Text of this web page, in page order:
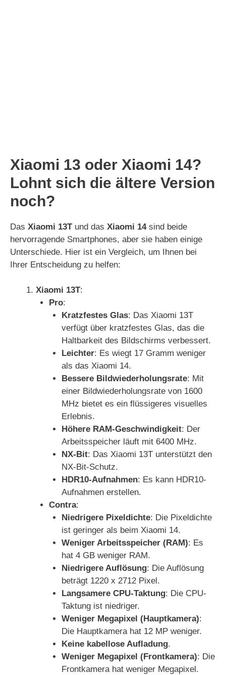
Xiaomi 13 oder Xiaomi 14?
Lohnt sich die ältere Version
noch?
Das Xiaomi 13Tund das Xiaomi 14sind beide
hervorragende Smartphones, aber sie haben einige
Unterschiede. Hier ist ein Vergleich, um Ihnen bei
Ihrer Entscheidung zu helfen:
Xiaomi 13T:
Pro:
Kratzfestes Glas: Das Xiaomi 13T
verfügt über kratzfestes Glas, das die
Haltbarkeit des Bildschirms verbessert.
Leichter: Es wiegt 17 Gramm weniger
als das Xiaomi 14.
Bessere Bildwiederholungsrate: Mit
einer Bildwiederholungsrate von 1600
MHz bietet es ein flüssigeres visuelles
Erlebnis.
Höhere RAM-Geschwindigkeit: Der
Arbeitsspeicher läuft mit 6400 MHz.
NX-Bit: Das Xiaomi 13T unterstützt den
NX-Bit-Schutz.
HDR10-Aufnahmen: Es kann HDR10-
Aufnahmen erstellen.
Contra:
Niedrigere Pixeldichte: Die Pixeldichte
ist geringer als beim Xiaomi 14.
Weniger Arbeitsspeicher (RAM): Es
hat 4 GB weniger RAM.
Niedrigere Auflösung: Die Auflösung
beträgt 1220 x 2712 Pixel.
Langsamere CPU-Taktung: Die CPU-
Taktung ist niedriger.
Weniger Megapixel (Hauptkamera):
Die Hauptkamera hat 12 MP weniger.
Keine kabellose Aufladung.
Weniger Megapixel (Frontkamera): Die
Frontkamera hat weniger Megapixel.